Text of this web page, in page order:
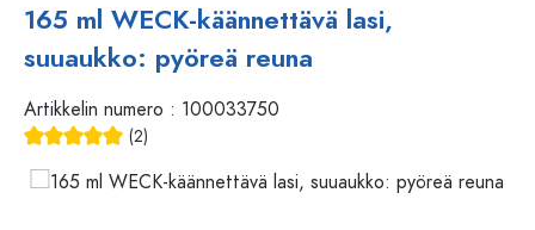
165 ml WECK-käännettävä lasi,
suuaukko: pyöreä reuna
Artikkelin numero : 100033750
(2)